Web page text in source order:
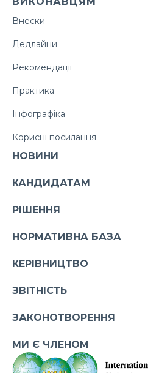
Внески
Дедлайни
Рекомендації
Практика
Інфографіка
Корисні посилання
НОВИНИ
КАНДИДАТАМ
РІШЕННЯ
НОРМАТИВНА БАЗА
КЕРІВНИЦТВО
ЗВІТНІСТЬ
ЗАКОНОТВОРЕННЯ
МИ Є ЧЛЕНОМ